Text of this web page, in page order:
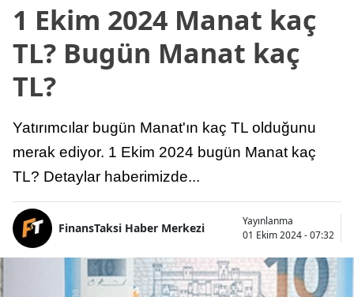
1 Ekim 2024 Manat kaç
TL? Bugün Manat kaç
TL?
Yatırımcılar bugün Manat'ın kaç TL olduğunu
merak ediyor. 1 Ekim 2024 bugün Manat kaç
TL? Detaylar haberimizde...
FinansTaksi Haber Merkezi
Yayınlanma
01 Ekim 2024 - 07:32